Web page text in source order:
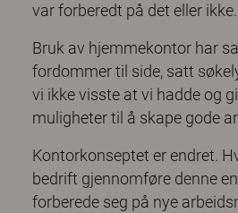
var forberedt på det eller ikke.
Bruk av hjemmekontor har
fordommer til side, satt
vi ikke visste at vi hadde og
muligheter til å skape gode
Kontorkonseptet er endret.
bedrift gjennomføre denne
forberede seg på nye